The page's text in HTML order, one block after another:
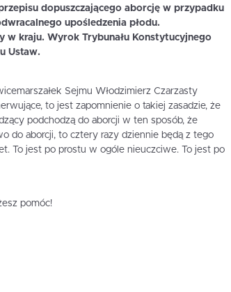
dopuszczającego aborcję w przypadku
upośledzenia płodu.
w kraju. Wyrok Trybunału Konstytucyjnego
Ustaw.
Sejmu Włodzimierz Czarzasty
to jest zapomnienie o takiej zasadzie, że
podchodzą do aborcji w ten sposób, że
do aborcji, to cztery razy dziennie będą z tego
To jest po prostu w ogóle nieuczciwe. To jest po
pomóc!